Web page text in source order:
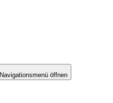
Navigationsmenü öffnen